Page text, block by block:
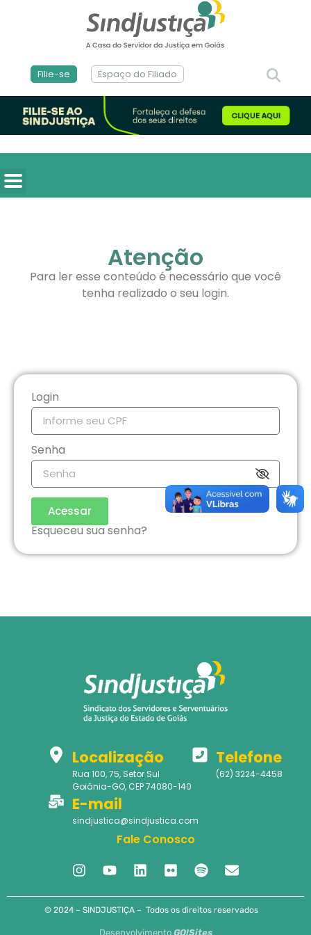
Filie-se Espaço do Filiado
Atenção
Para ler esse conteúdo é necessário que você
tenha realizado o seu login.
Login
Senha
Acessar
Esqueceu sua senha?
Localização
Rua 100, 75, Setor Sul
Goiânia-GO, CEP 74080-140
Telefone
(62) 3224-4458
E-mail
sindjustica@sindjustica.com
Fale Conosco
© 2024 – SINDJUSTIÇA – Todos os direitos reservados
Desenvolvimento GO!Sites